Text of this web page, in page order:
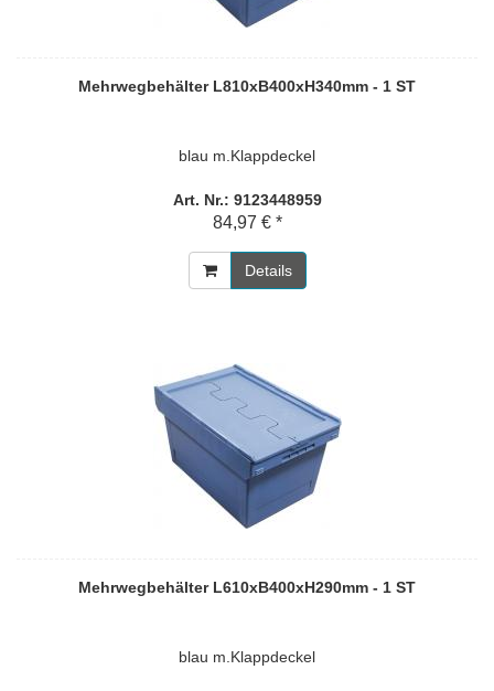
Mehrwegbehälter L810xB400xH340mm - 1 ST
blau m.Klappdeckel
Art. Nr.: 9123448959
84,97 € *
Details
Mehrwegbehälter L610xB400xH290mm - 1 ST
blau m.Klappdeckel